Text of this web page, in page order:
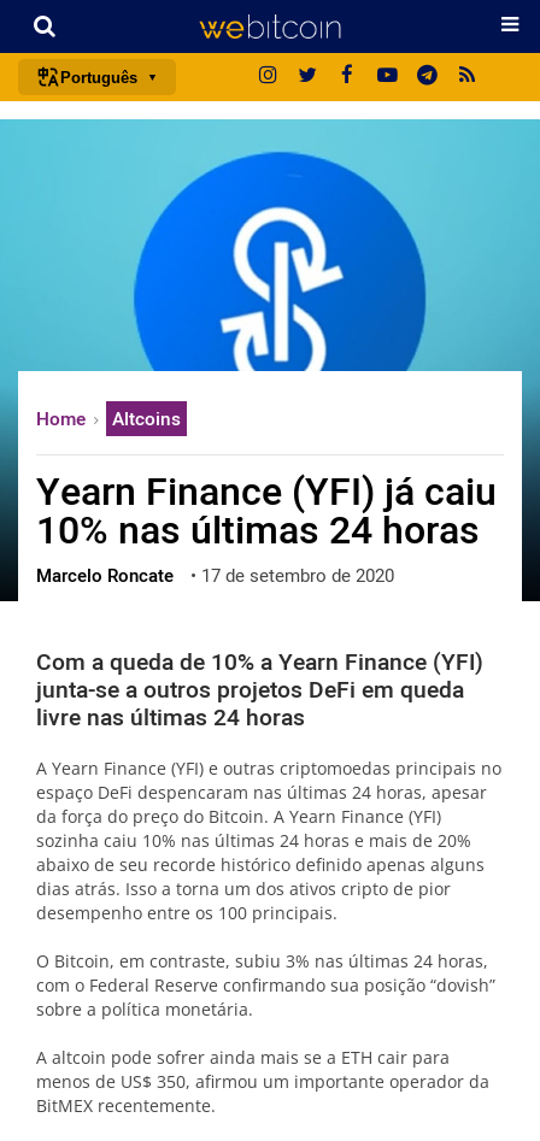
Português
deutsch
русский
العربية
ไทย
ქართული
vietnamese
Home Altcoins
Yearn Finance (YFI) já caiu
10% nas últimas 24 horas
Marcelo Roncate • 17 de setembro de 2020
Com a queda de 10% a Yearn Finance (YFI)
junta-se a outros projetos DeFi em queda
livre nas últimas 24 horas
A Yearn Finance (YFI) e outras criptomoedas principais no
espaço DeFi despencaram nas últimas 24 horas, apesar
da força do preço do Bitcoin. A Yearn Finance (YFI)
sozinha caiu 10% nas últimas 24 horas e mais de 20%
abaixo de seu recorde histórico definido apenas alguns
dias atrás. Isso a torna um dos ativos cripto de pior
desempenho entre os 100 principais.
O Bitcoin, em contraste, subiu 3% nas últimas 24 horas,
com o Federal Reserve confirmando sua posição “dovish”
sobre a política monetária.
A altcoin pode sofrer ainda mais se a ETH cair para
menos de US$ 350, afirmou um importante operador da
BitMEX recentemente.